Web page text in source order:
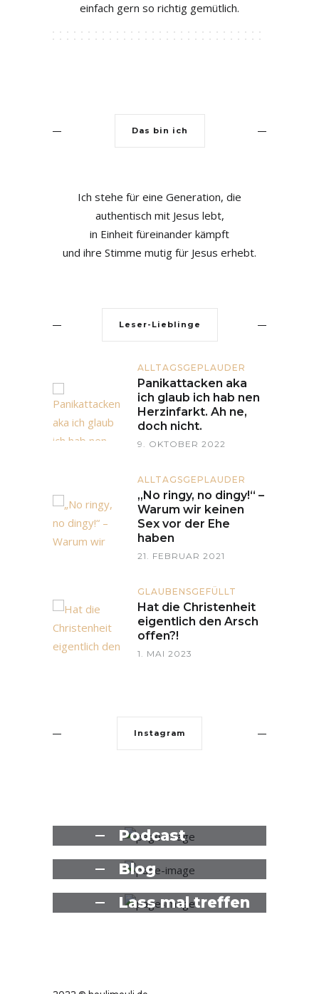
einfach gern so richtig gemütlich.
Das bin ich
Ich stehe für eine Generation, die
authentisch mit Jesus lebt,
in Einheit füreinander kämpft
und ihre Stimme mutig für Jesus erhebt.
Leser-Lieblinge
ALLTAGSGEPLAUDER
Panikattacken aka
ich glaub ich hab nen
Herzinfarkt. Ah ne,
doch nicht.
9. OKTOBER 2022
ALLTAGSGEPLAUDER
„No ringy, no dingy!“ –
Warum wir keinen
Sex vor der Ehe
haben
21. FEBRUAR 2021
GLAUBENSGEFÜLLT
Hat die Christenheit
eigentlich den Arsch
offen?!
1. MAI 2023
Instagram
Podcast
Blog
Lass mal treffen